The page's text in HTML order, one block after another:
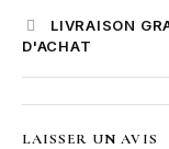
OUD
LIMITED
LIVRAISON
D'ACHAT
LAISSER UN AVIS